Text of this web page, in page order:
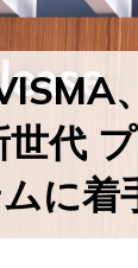
、
代
に着